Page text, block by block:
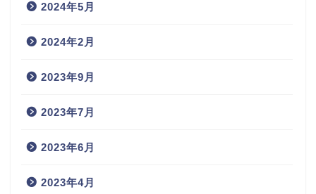
2024年5月
2024年2月
2023年9月
2023年7月
2023年6月
2023年4月